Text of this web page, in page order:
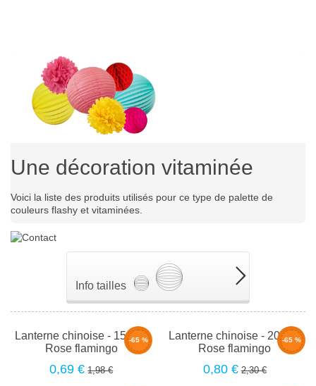
Une décoration vitaminée
Voici la liste des produits utilisés pour ce type de palette de
couleurs flashy et vitaminées.
Info tailles
-65 %
Lanterne chinoise - 15cm -
Rose flamingo
0,69 € 1,98 €
-65 %
Lanterne chinoise - 20cm -
Rose flamingo
0,80 € 2,30 €